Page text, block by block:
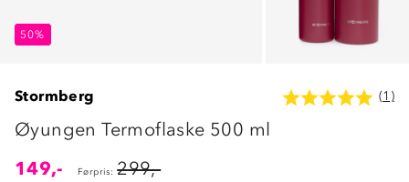
50% 50%
50%
Stormberg (1)
Øyungen Termoflaske 500 ml
149,-
Førpris: 299,-